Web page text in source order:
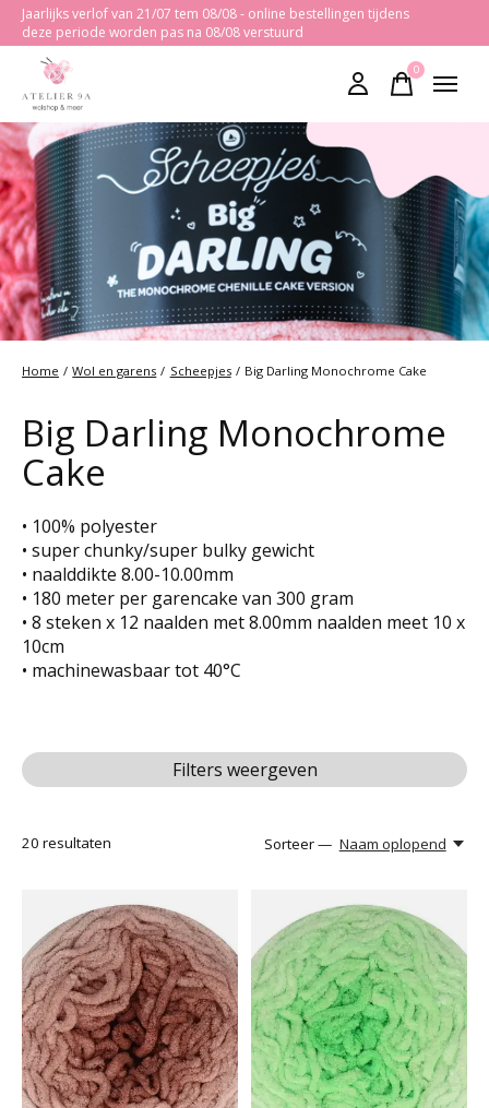
Jaarlijks verlof van 21/07 tem 08/08 - online bestellingen tijdens
deze periode worden pas na 08/08 verstuurd
0items
Home / Wol en garens / Scheepjes / Big Darling Monochrome Cake
Big Darling Monochrome
Cake
• 100% polyester
• super chunky/super bulky gewicht
• naalddikte 8.00-10.00mm
• 180 meter per garencake van 300 gram
• 8 steken x 12 naalden met 8.00mm naalden meet 10 x
10cm
• machinewasbaar tot 40°C
Filters weergeven
20 resultaten Sorteer — Naam oplopend